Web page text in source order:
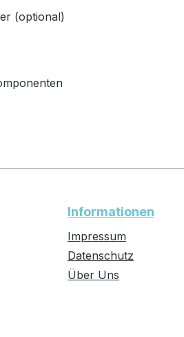
(optional)
Informationen
Impressum
Datenschutz
Über Uns